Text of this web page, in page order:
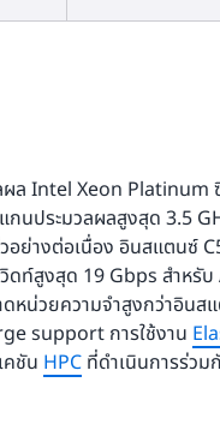
ล Intel Xeon Platinum
กนประมวลผลสูงสุด 3.5
อย่างต่อเนื่อง อินสแตนซ์
ท์สูงสุด 19 Gbps สำหรับ
หน่วยความจำสูงกว่าอินส
support การใช้งาน
คชัน HPC ที่ดำเนินการร่ว